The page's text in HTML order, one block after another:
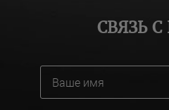
СВЯЗЬ